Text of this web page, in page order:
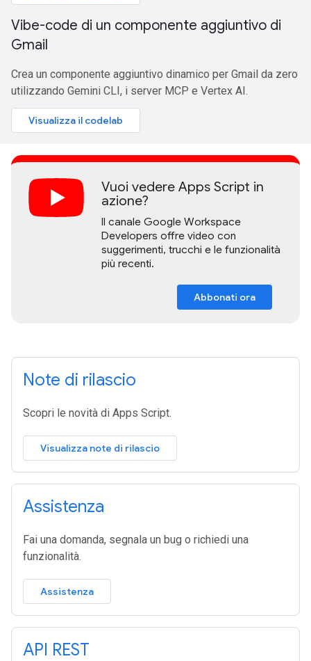
Vibe-code di un componente aggiuntivo di
Gmail
Crea un componente aggiuntivo dinamico per Gmail da zero
utilizzando Gemini CLI, i server MCP e Vertex AI.
Visualizza il codelab
Vuoi vedere Apps Script in
azione?
Il canale Google Workspace
Developers offre video con
suggerimenti, trucchi e le funzionalità
più recenti.
Abbonati ora
Note di rilascio
Scopri le novità di Apps Script.
Visualizza note di rilascio
Assistenza
Fai una domanda, segnala un bug o richiedi una
funzionalità.
Assistenza
API REST